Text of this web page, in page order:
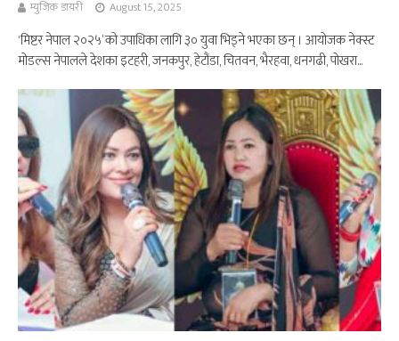
म्युजिक डायरी August 15, 2025
‘मिष्टर नेपाल २०२५’ को उपाधिका लागि ३० युवा भिड्ने भएका छन् । आयोजक नेक्स्ट
मोडल्स नेपालले देशका इटहरी, जनकपुर, हेटौंडा, चितवन, भैरहवा, धनगढी, पोखरा...